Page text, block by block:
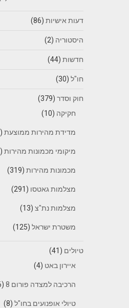
דעות אישיות(86)
היסטוריה (2)
חדשות(44)
חו"ל(30)
חוק וסדר(379)
חקיקה (10)
מדידת מהירות ממוצעת(6)
מיקומי מכמונות מהירות(2)
מכמונות מהירות(319)
מצלמות גאטסו (291)
מצלמות נת"צ(13)
משטרת ישראל(125)
טיולים (41)
איירון באט (4)
הרכיבה למצדה פורום 8 (16)
טיולי אופנועים בחו"ל(8)